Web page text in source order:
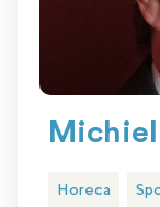
Horeca